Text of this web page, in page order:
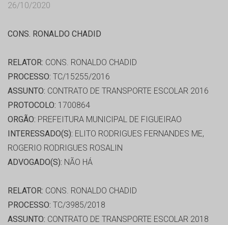
26/10/2020
CONS. RONALDO CHADID
RELATOR: CONS. RONALDO CHADID
PROCESSO: TC/15255/2016
ASSUNTO: CONTRATO DE TRANSPORTE ESCOLAR 2016
PROTOCOLO: 1700864
ORGÃO: PREFEITURA MUNICIPAL DE FIGUEIRAO
INTERESSADO(S): ELITO RODRIGUES FERNANDES ME,
ROGERIO RODRIGUES ROSALIN
ADVOGADO(S): NÃO HÁ
RELATOR: CONS. RONALDO CHADID
PROCESSO: TC/3985/2018
ASSUNTO: CONTRATO DE TRANSPORTE ESCOLAR 2018